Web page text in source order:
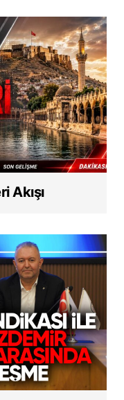
Akışı